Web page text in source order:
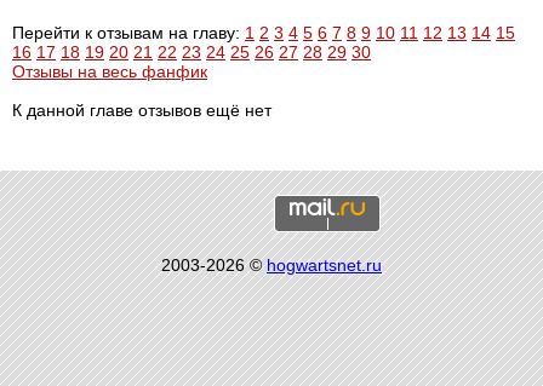
Перейти к отзывам на главу: 1 2 3 4 5 6 7 8 9 10 11 12 13 14 15
16 17 18 19 20 21 22 23 24 25 26 27 28 29 30
Отзывы на весь фанфик
К данной главе отзывов ещё нет
2003-2026 ©hogwartsnet.ru